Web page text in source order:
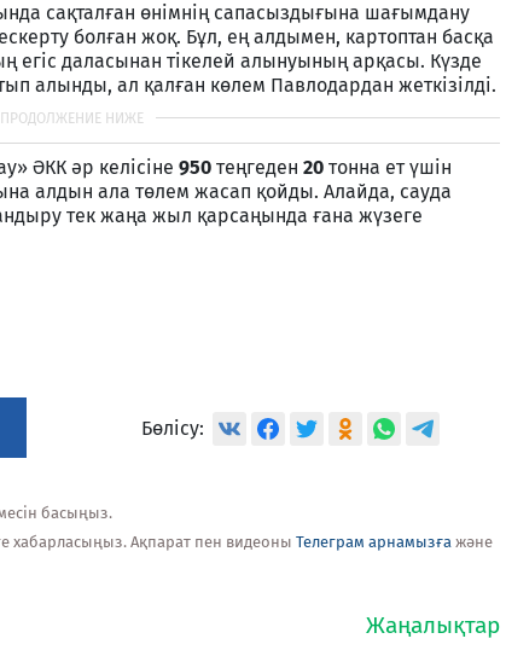
сақталған өнімнің сапасыздығына шағымдану
болған жоқ. Бұл, ең алдымен, картоптан басқа
егіс даласынан тікелей алынуының арқасы. Күзде
алынды, ал қалған көлем Павлодардан жеткізілді.
ӘКК әр келісіне 950 теңгеден 20 тонна ет үшін
алдын ала төлем жасап қойды. Алайда, сауда
тек жаңа жыл қарсаңында ғана жүзеге
Бөлісу:
басыңыз.
хабарласыңыз. Ақпарат пен видеоны Телеграм арнамызға және